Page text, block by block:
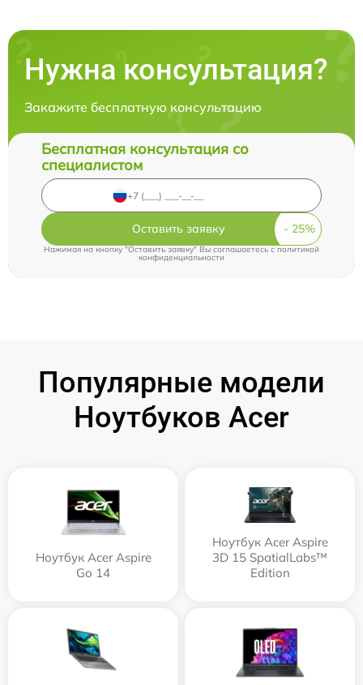
Нужна консультация?
Закажите бесплатную консультацию
Бесплатная консультация со
специалистом
Оставить заявку
Нажимая на кнопку "Оставить заявку" Вы соглашаетесь cполитикой
конфиденциальности
Популярные модели
Ноутбуков Acer
Ноутбук Acer Aspire
Go 14
Ноутбук Acer Aspire
3D 15 SpatialLabs™
Edition